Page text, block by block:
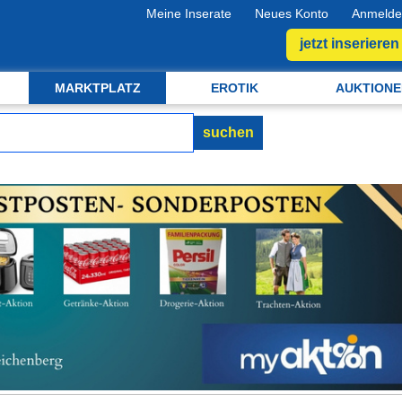
Meine Inserate Neues Konto
jetzt inserieren
MARKTPLATZ EROTIK
suchen